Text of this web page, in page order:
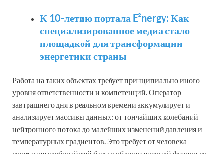
К 10-летию портала E²nergy: Как
специализированное медиа стало
площадкой для трансформации
энергетики страны
Работа на таких объектах требует принципиально иного
уровня ответственности и компетенций. Оператор
завтрашнего дня в реальном времени аккумулирует и
анализирует массивы данных: от тончайших колебаний
нейтронного потока до малейших изменений давления и
температурных градиентов. Это требует от человека